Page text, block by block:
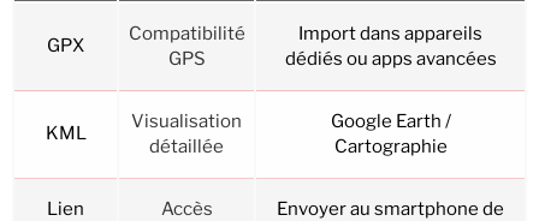
GPX
Compatibilité
GPS
Import dans appareils
dédiés ou apps avancées
KML
Visualisation
détaillée
Google Earth /
Cartographie
Lien
Accès
Envoyer au smartphone de